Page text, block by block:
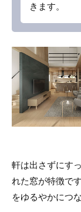
きます。
軒は出さずにす
れた窓が特徴で
をゆるやかにつ